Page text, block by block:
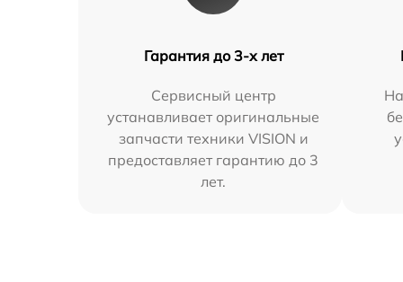
Гарантия до 3-х лет
Сервисный центр
устанавливает оригинальные
запчасти техники VISION и
предоставляет гарантию до 3
лет.